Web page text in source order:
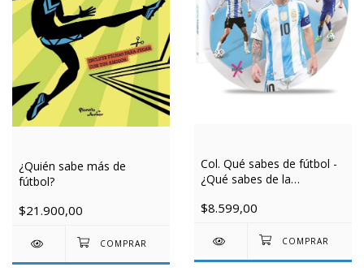
¿Quién sabe más de
fútbol?
$21.900,00
Col. Qué sabes de fútbol -
¿Qué sabes de la
$8.599,00